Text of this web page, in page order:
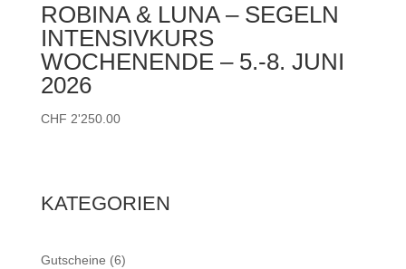
ROBINA & LUNA – SEGELN
INTENSIVKURS
WOCHENENDE – 5.-8. JUNI
2026
CHF 2'250.00
KATEGORIEN
Gutscheine 66